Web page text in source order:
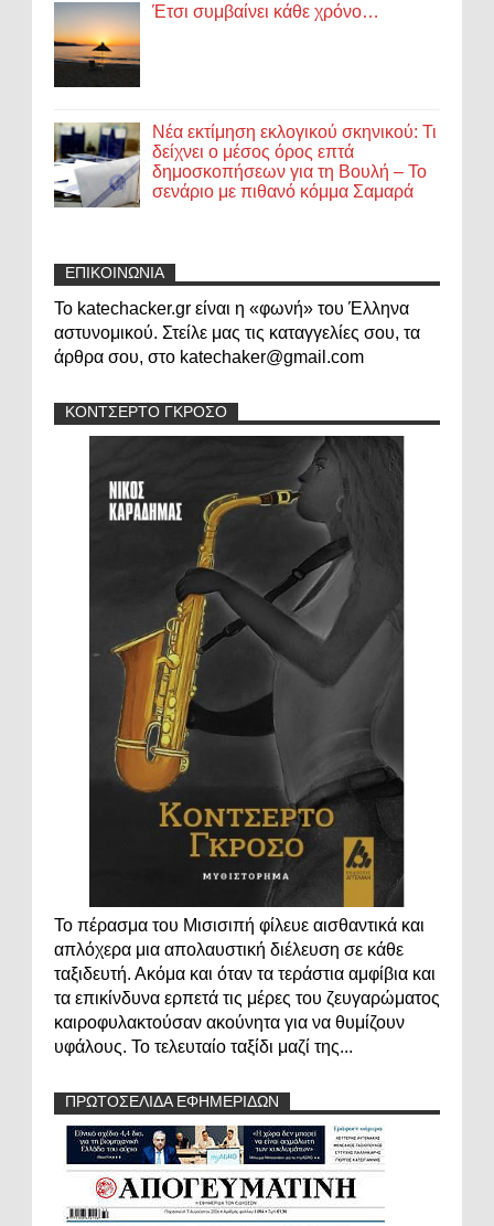
Έτσι συμβαίνει κάθε χρόνο…
Νέα εκτίμηση εκλογικού σκηνικού: Τι
δείχνει ο μέσος όρος επτά
δημοσκοπήσεων για τη Βουλή – Το
σενάριο με πιθανό κόμμα Σαμαρά
ΕΠΙΚΟΙΝΩΝΙΑ
Το katechacker.gr είναι η «φωνή» του Έλληνα
αστυνομικού. Στείλε μας τις καταγγελίες σου, τα
άρθρα σου, στο katechaker@gmail.com
ΚΟΝΤΣΕΡΤΟ ΓΚΡΟΣΟ
Το πέρασμα του Μισισιπή φίλευε αισθαντικά και
απλόχερα μια απολαυστική διέλευση σε κάθε
ταξιδευτή. Ακόμα και όταν τα τεράστια αμφίβια και
τα επικίνδυνα ερπετά τις μέρες του ζευγαρώματος
καιροφυλακτούσαν ακούνητα για να θυμίζουν
υφάλους. Το τελευταίο ταξίδι μαζί της...
ΠΡΩΤΟΣΕΛΙΔΑ ΕΦΗΜΕΡΙΔΩΝ